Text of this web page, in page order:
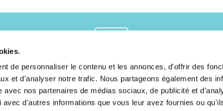
de personnaliser le contenu et les annonces, d'offrir des
et d'analyser notre trafic. Nous partageons également des
avec nos partenaires de médias sociaux, de publicité et
d'autres informations que vous leur avez fournies ou
d’avis Paiement 100% sécurisé Besoin